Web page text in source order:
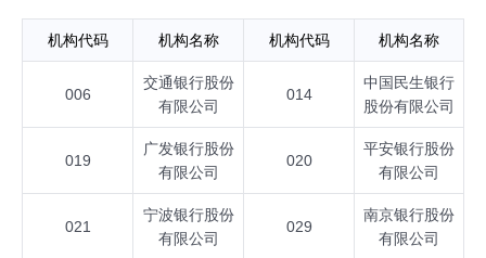
机构代码 机构名称 机构代码 机构名称
006
交通银行股份
有限公司
014
中国民生银行
股份有限公司
019
广发银行股份
有限公司
020
平安银行股份
有限公司
021
宁波银行股份
有限公司
029
南京银行股份
有限公司